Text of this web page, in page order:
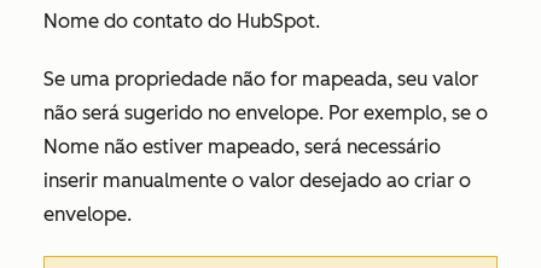
Nome do contato do HubSpot.
Se uma propriedade não for mapeada, seu valor
não será sugerido no envelope. Por exemplo, se o
Nome não estiver mapeado, será necessário
inserir manualmente o valor desejado ao criar o
envelope.